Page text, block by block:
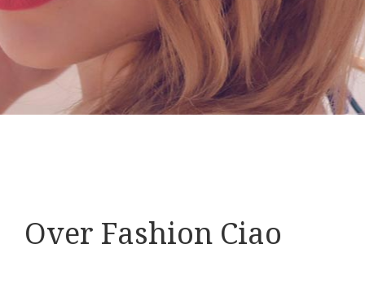
Over Fashion Ciao